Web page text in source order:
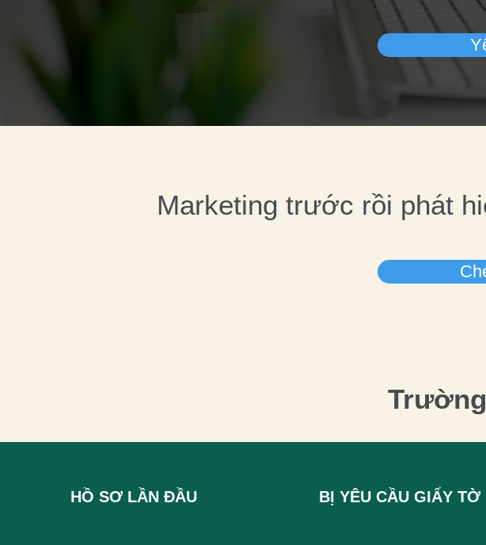
Marketing trước rồi phát
HỒ SƠ LẦN ĐẦU BỊ YÊU CẦU GIẤY TỜ